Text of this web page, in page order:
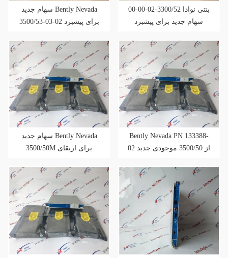
سهام جدید Bently Nevada
3500/53-03-02 برای پیشبرد
بنتی نوادا 3300/52-02-00-00
سهام جدید برای پیشبرد
سهام جدید Bently Nevada
3500/50M برای ارتقای
Bently Nevada PN 133388-
02 از 3500/50 موجودی جدید